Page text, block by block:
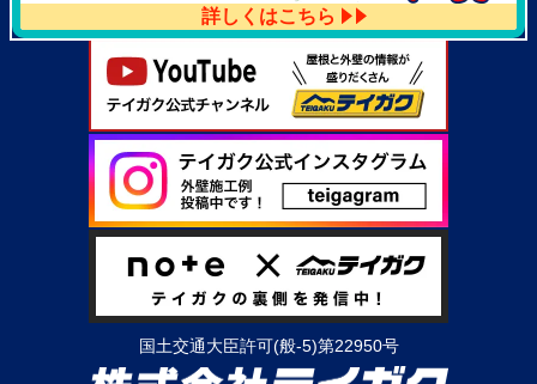
詳しくはこちら
国土交通大臣許可(般-5)第22950号